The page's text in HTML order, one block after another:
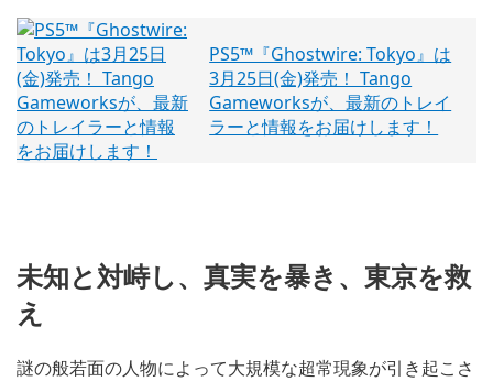
PS5™『Ghostwire: Tokyo』は
3月25日(金)発売！ Tango
Gameworksが、最新のトレイ
ラーと情報をお届けします！
未知と対峙し、真実を暴き、東京を救
え
謎の般若面の人物によって大規模な超常現象が引き起こさ